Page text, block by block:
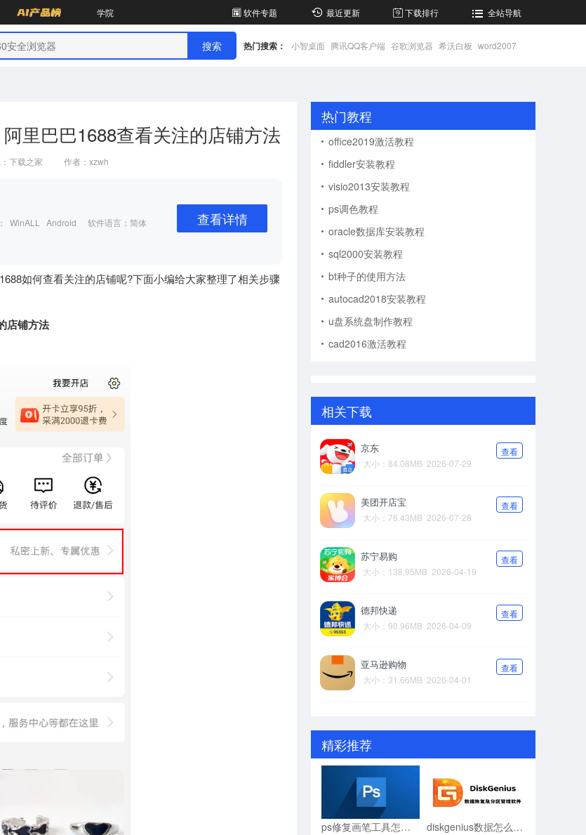
学院 软件专题 最近更新 下载排行 全站导航
热门搜索： 小智桌面 腾讯QQ客户端 谷歌浏览器 希沃白板 word2007
里巴巴1688查看关注的店铺方法
下载之家 作者：xzwh
WinALL Android
软件语言：简体
查看详情
如何查看关注的店铺呢?下面小编给大家整理了相关步骤
店铺方法
热门教程
office2019激活教程
fiddler安装教程
visio2013安装教程
ps调色教程
oracle数据库安装教程
sql2000安装教程
bt种子的使用方法
autocad2018安装教程
u盘系统盘制作教程
cad2016激活教程
相关下载
京东
大小：84.08MB 2026-07-29
查看
美团开店宝
大小：76.43MB 2026-07-28
查看
苏宁易购
大小：138.95MB 2026-04-19
查看
德邦快递
大小：90.96MB 2026-04-09
查看
亚马逊购物
大小：31.66MB 2026-04-01
查看
精彩推荐
ps修复画笔工具怎么用?ps修复画笔工具使用教程 diskgenius数据怎么恢复?diskgenius数据恢复教程